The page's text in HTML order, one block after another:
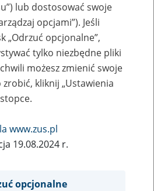
lub dostosować swoje
opcjami”). Jeśli
„Odrzuć opcjonalne”,
tylko niezbędne pliki
możesz zmienić swoje
kliknij „Ustawienia
www.zus.pl
19.08.2024 r.
opcjonalne